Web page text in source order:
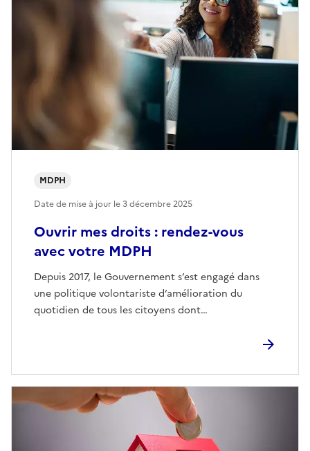
Ouvrir mes droits : rendez-vous
avec votre MDPH
Depuis 2017, le Gouvernement s’est engagé dans
une politique volontariste d’amélioration du
quotidien de tous les citoyens dont…
MDPH
Date de mise à jour le3 décembre 2025